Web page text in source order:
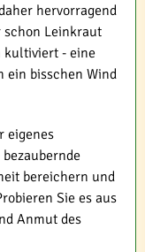
hervorragend
schon Leinkraut
kultiviert - eine
ein bisschen Wind
eigenes
bereichern und
Sie es aus
Anmut des